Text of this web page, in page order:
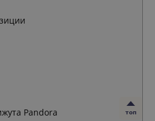
топ
Pandora